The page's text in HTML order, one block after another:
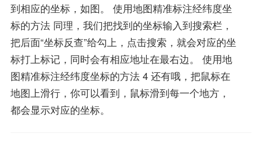
到相应的坐标，如图。 使用地图精准标注经纬度坐
标的方法 同理，我们把找到的坐标输入到搜索栏，
把后面“坐标反查”给勾上，点击搜索，就会对应的坐
标打上标记，同时会有相应地址在最右边。 使用地
图精准标注经纬度坐标的方法 4 还有哦，把鼠标在
地图上滑行，你可以看到，鼠标滑到每一个地方，
都会显示对应的坐标。